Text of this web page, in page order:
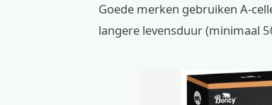
Goede merken gebruiken A-
langere levensduur (minimaal